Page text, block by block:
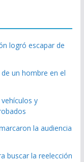
logró escapar de
un hombre en el
y
la audiencia
buscar la reelección